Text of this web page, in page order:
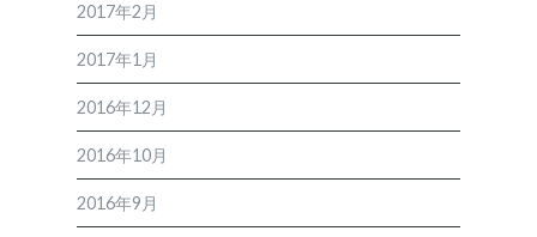
2017年2月
2017年1月
2016年12月
2016年10月
2016年9月